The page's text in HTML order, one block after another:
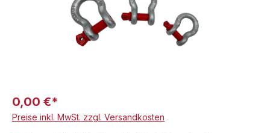
0,00 €*
Preise inkl. MwSt. zzgl. Versandkosten